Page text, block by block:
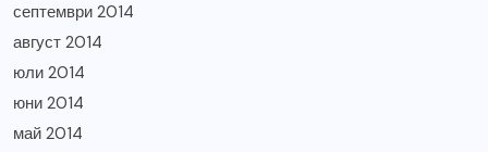
септември 2014
август 2014
юли 2014
юни 2014
май 2014